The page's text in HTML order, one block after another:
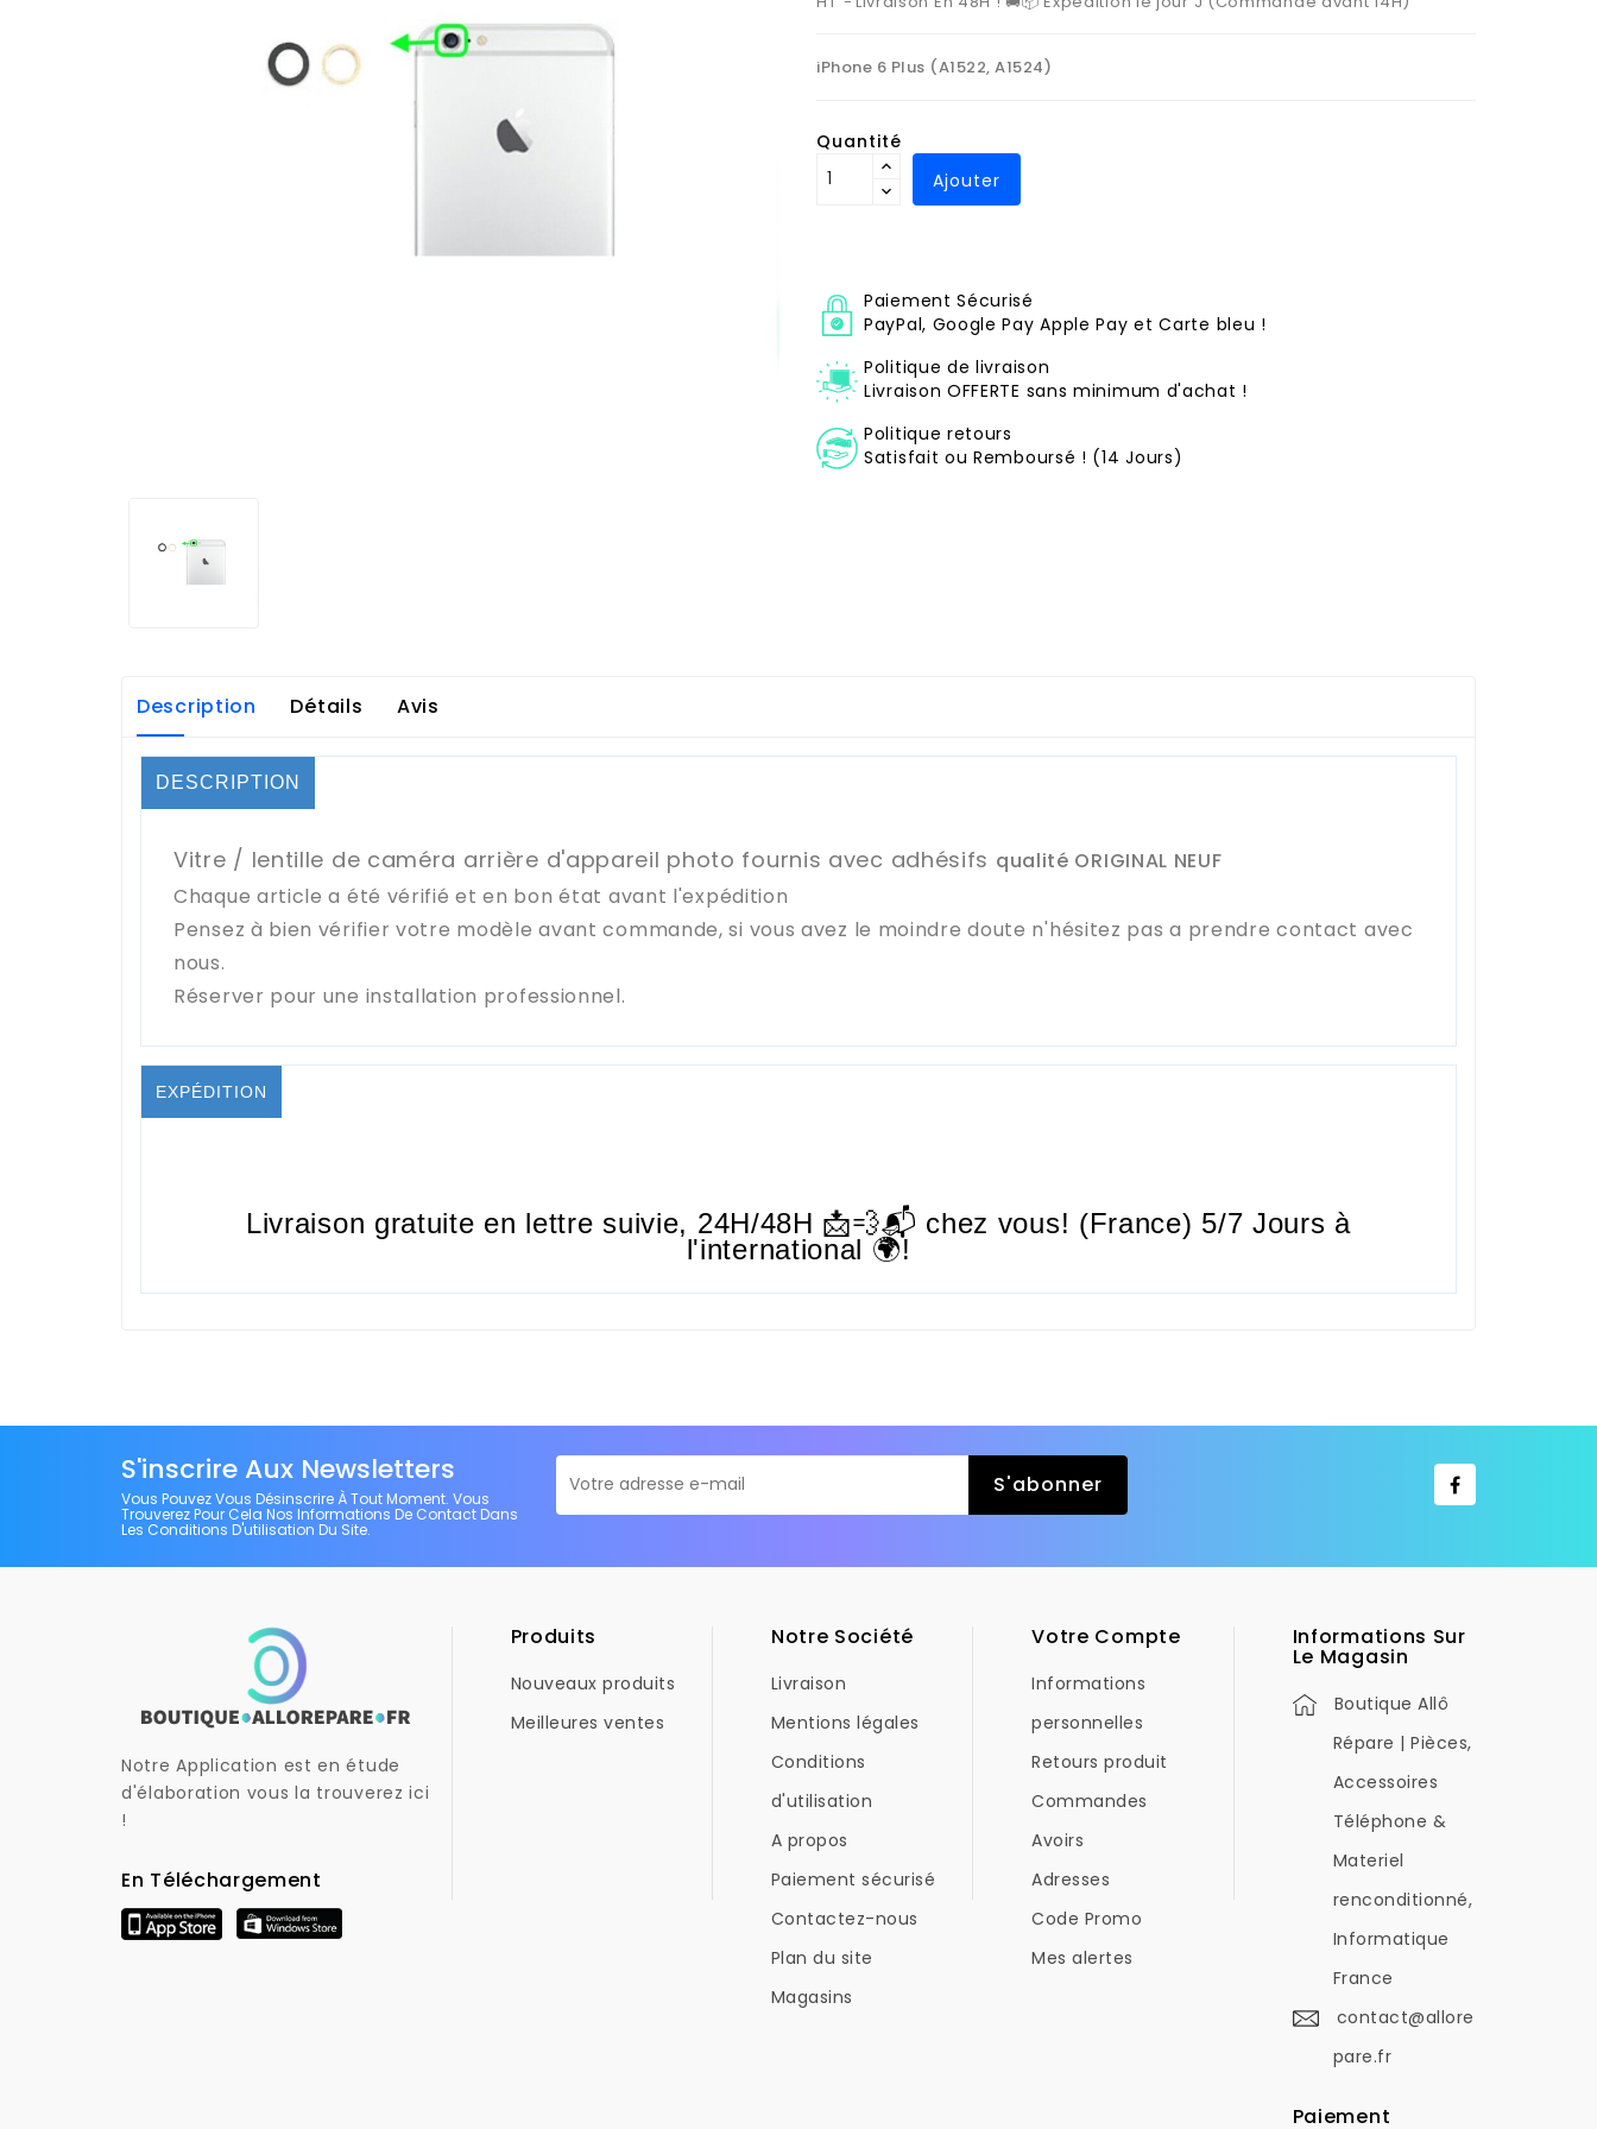
iPhone 6 Plus (A1522, A1524)
Quantité
Ajouter
Paiement Sécurisé
PayPal, Google Pay Apple Pay et Carte bleu !
Politique de livraison
Livraison OFFERTE sans minimum d'achat !
Politique retours
Satisfait ou Remboursé ! (14 Jours)
Description Détails Avis
DESCRIPTION
Vitre / lentille de caméra arrière d'appareil photo fournis avec adhésifs qualité ORIGINAL NEUF
Chaque article a été vérifié et en bon état avant l'expédition
Pensez à bien vérifier votre modèle avant commande, si vous avez le moindre doute n'hésitez pas a prendre contact avec
nous.
Réserver pour une installation professionnel.
EXPÉDITION
Livraison gratuite en lettre suivie, 24H/48H 📩💨📬 chez vous! (France) 5/7 Jours à
l'international 🌍!
S'inscrire Aux Newsletters
Vous Pouvez Vous Désinscrire À Tout Moment. Vous
Trouverez Pour Cela Nos Informations De Contact Dans
Les Conditions D'utilisation Du Site.
Notre Application est en étude
d'élaboration vous la trouverez ici
!
En Téléchargement
Produits
Nouveaux produits
Meilleures ventes
Notre Société
Livraison
Mentions légales
Conditions
d'utilisation
A propos
Paiement sécurisé
Contactez-nous
Plan du site
Magasins
Votre Compte
Informations
personnelles
Retours produit
Commandes
Avoirs
Adresses
Code Promo
Mes alertes
Informations Sur
Le Magasin
Boutique Allô
Répare | Pièces,
Accessoires
Téléphone &
Materiel
renconditionné,
Informatique
France
contact@allore
pare.fr
Paiement